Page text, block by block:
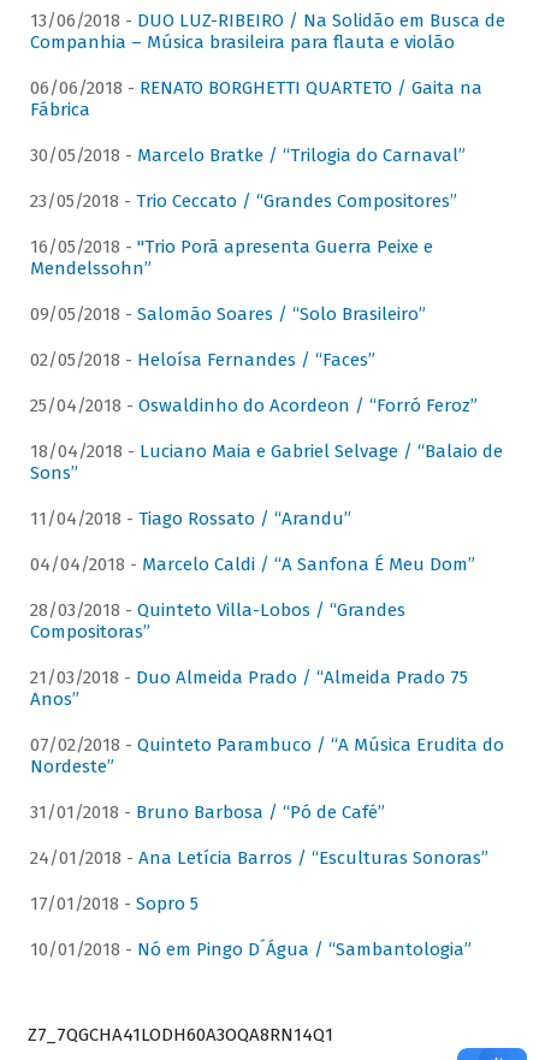
13/06/2018 - DUO LUZ-RIBEIRO / Na Solidão em Busca de
Companhia – Música brasileira para flauta e violão
06/06/2018 - RENATO BORGHETTI QUARTETO / Gaita na
Fábrica
30/05/2018 - Marcelo Bratke / “Trilogia do Carnaval”
23/05/2018 - Trio Ceccato / “Grandes Compositores”
16/05/2018 - "Trio Porã apresenta Guerra Peixe e
Mendelssohn”
09/05/2018 - Salomão Soares / “Solo Brasileiro”
02/05/2018 - Heloísa Fernandes / “Faces”
25/04/2018 - Oswaldinho do Acordeon / “Forró Feroz”
18/04/2018 - Luciano Maia e Gabriel Selvage / “Balaio de
Sons”
11/04/2018 - Tiago Rossato / “Arandu”
04/04/2018 - Marcelo Caldi / “A Sanfona É Meu Dom”
28/03/2018 - Quinteto Villa-Lobos / “Grandes
Compositoras”
21/03/2018 - Duo Almeida Prado / “Almeida Prado 75
Anos”
07/02/2018 - Quinteto Parambuco / “A Música Erudita do
Nordeste”
31/01/2018 - Bruno Barbosa / “Pó de Café”
24/01/2018 - Ana Letícia Barros / “Esculturas Sonoras”
17/01/2018 - Sopro 5
10/01/2018 - Nó em Pingo D´Água / “Sambantologia”
Z7_7QGCHA41LODH60A3OQA8RN14Q1